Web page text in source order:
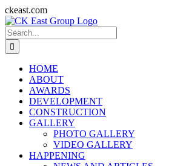
ckeast.comSkip
to
Search
for:
HOME
ABOUT
AWARDS
DEVELOPMENT
CONSTRUCTION
GALLERY
PHOTO GALLERY
VIDEO GALLERY
HAPPENING